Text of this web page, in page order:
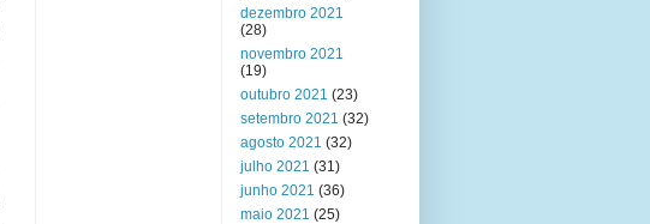
dezembro 2021
(28)
novembro 2021
(19)
outubro 2021 (23)
setembro 2021 (32)
agosto 2021 (32)
julho 2021 (31)
junho 2021 (36)
maio 2021 (25)